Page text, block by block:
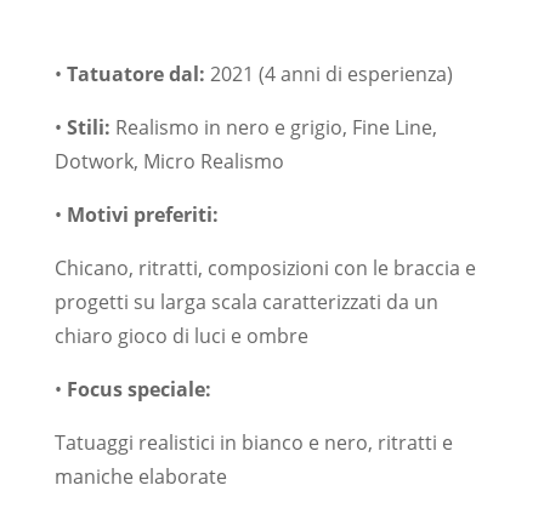
• Tatuatore dal: 2021 (4 anni di esperienza)
• Stili: Realismo in nero e grigio, Fine Line,
Dotwork, Micro Realismo
• Motivi preferiti:
Chicano, ritratti, composizioni con le braccia e
progetti su larga scala caratterizzati da un
chiaro gioco di luci e ombre
• Focus speciale:
Tatuaggi realistici in bianco e nero, ritratti e
maniche elaborate